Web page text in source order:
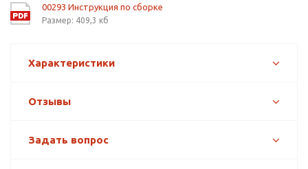
00293 Инструкция по сборке
Размер: 409,3 кб
Характеристики
Отзывы
Задать вопрос